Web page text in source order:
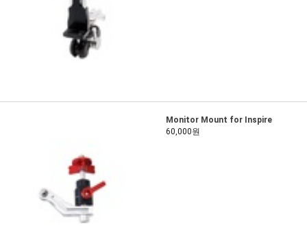
Monitor Mount for Inspire
60,000원